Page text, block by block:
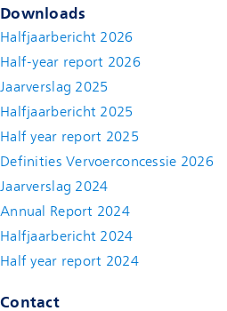
Downloads
Halfjaarbericht 2026
Half-year report 2026
Jaarverslag 2025
Halfjaarbericht 2025
Half year report 2025
Definities Vervoerconcessie 2026
Jaarverslag 2024
Annual Report 2024
Halfjaarbericht 2024
Half year report 2024(new window)
Contact